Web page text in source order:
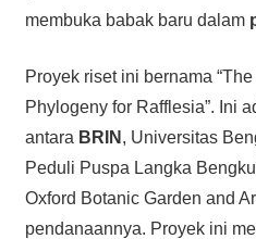
membuka babak baru dalam
Proyek riset ini bernama
Phylogeny for Rafflesia”. Ini
antara BRIN , Universitas
Peduli Puspa Langka
Oxford Botanic Garden and
pendanaannya. Proyek ini